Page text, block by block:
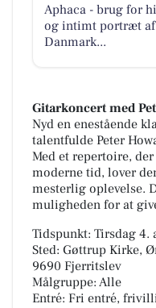
Aphaca - brug for
og intimt portræt af
Danmark...
Gitarkoncert med
Nyd en enestående
talentfulde Peter
Med et repertoire,
moderne tid, lover
mesterlig oplevelse.
muligheden for at
Tidspunkt: Tirsdag 4.
Sted: Gøttrup Kirke,
9690 Fjerritslev
Målgruppe: Alle
Entré: Fri entré,